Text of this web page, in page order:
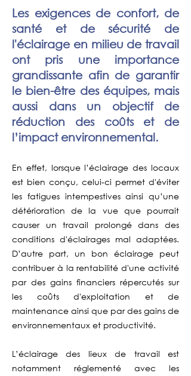
Les exigences de confort, de
santé et de sécurité de
l'éclairage en milieu de travail
ont pris une importance
grandissante afin de garantir
le bien-être des équipes, mais
aussi dans un objectif de
réduction des coûts et de
l’impact environnemental.
En effet, lorsque l’éclairage des locaux
est bien conçu, celui-ci permet d'éviter
les fatigues intempestives ainsi qu’une
détérioration de la vue que pourrait
causer un travail prolongé dans des
conditions d'éclairages mal adaptées.
D’autre part, un bon éclairage peut
contribuer à la rentabilité d'une activité
par des gains financiers répercutés sur
les coûts d'exploitation et de
maintenance ainsi que par des gains de
environnementaux et productivité.
L’éclairage des lieux de travail est
notamment réglementé avec les